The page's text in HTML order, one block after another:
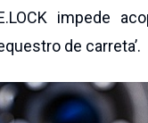
impede
de carreta’.